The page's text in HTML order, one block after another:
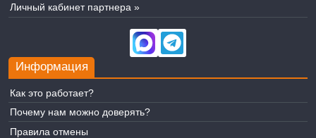
Личный кабинет партнера »
Информация
Как это работает?
Почему нам можно доверять?
Правила отмены